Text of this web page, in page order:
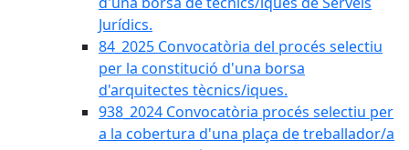
Jurídics.
84_2025 Convocatòria del procés selectiu
per la constitució d'una borsa
d'arquitectes tècnics/iques.
938_2024 Convocatòria procés selectiu per
a la cobertura d'una plaça de treballador/a